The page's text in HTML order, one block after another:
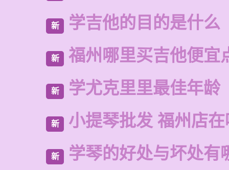
新 学吉他的目的是什么
新 福州哪里买吉他便宜
新 学尤克里里最佳年龄
新 小提琴批发 福州店
新 学琴的好处与坏处有